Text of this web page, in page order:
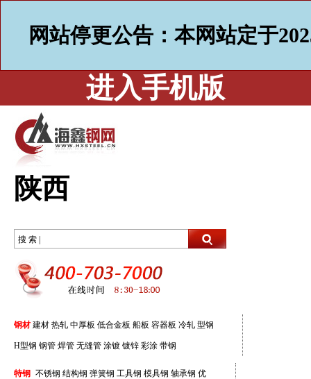
网站停更公告：本网站定于
进入手机版
陕西
搜 索 |
钢材 建材 热轧 中厚板 低合金板 船板 容器板 冷轧 型钢
H型钢 钢管 焊管 无缝管 涂镀 镀锌 彩涂 带钢
特钢 不锈钢 结构钢 弹簧钢 工具钢 模具钢 轴承钢 优